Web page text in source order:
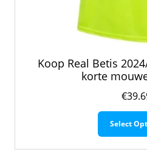
Koop Real Betis
korte
€
Select